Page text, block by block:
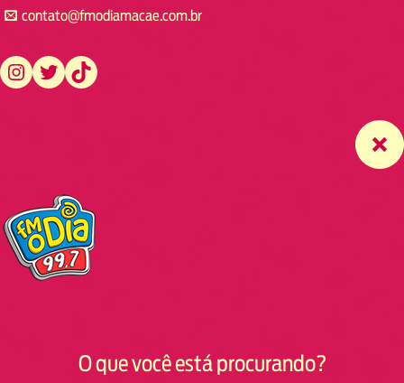
contato@fmodiamacae.com.br
https://www.instagram.com/fmodia.macae/ https://twitter.com/fmodia.macae/ https://www.tiktok.com/@fmodia.macae
O que você está procurando?